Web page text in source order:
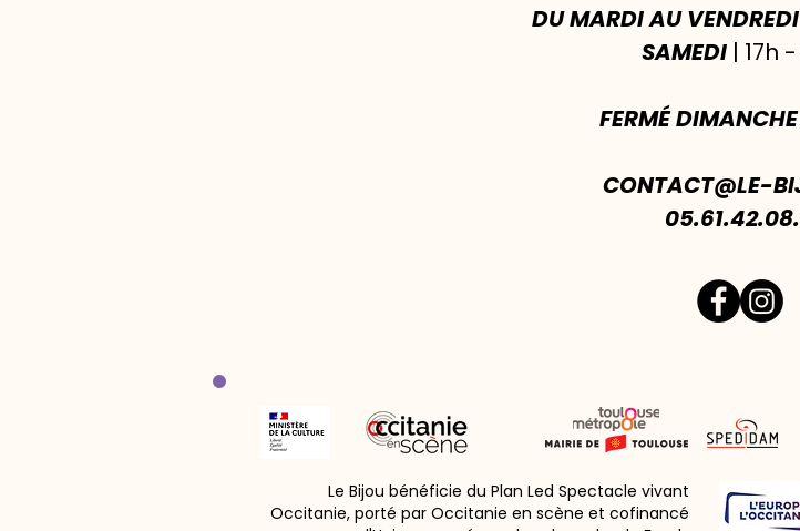
DU MARDI AU VENDREDI
SAMEDI| 17h -
FERMÉ
CONTACT@LE-
Le Bijou bénéficie du Plan Led Spectacle vivant
Occitanie, porté par Occitanie en scène et cofinancé